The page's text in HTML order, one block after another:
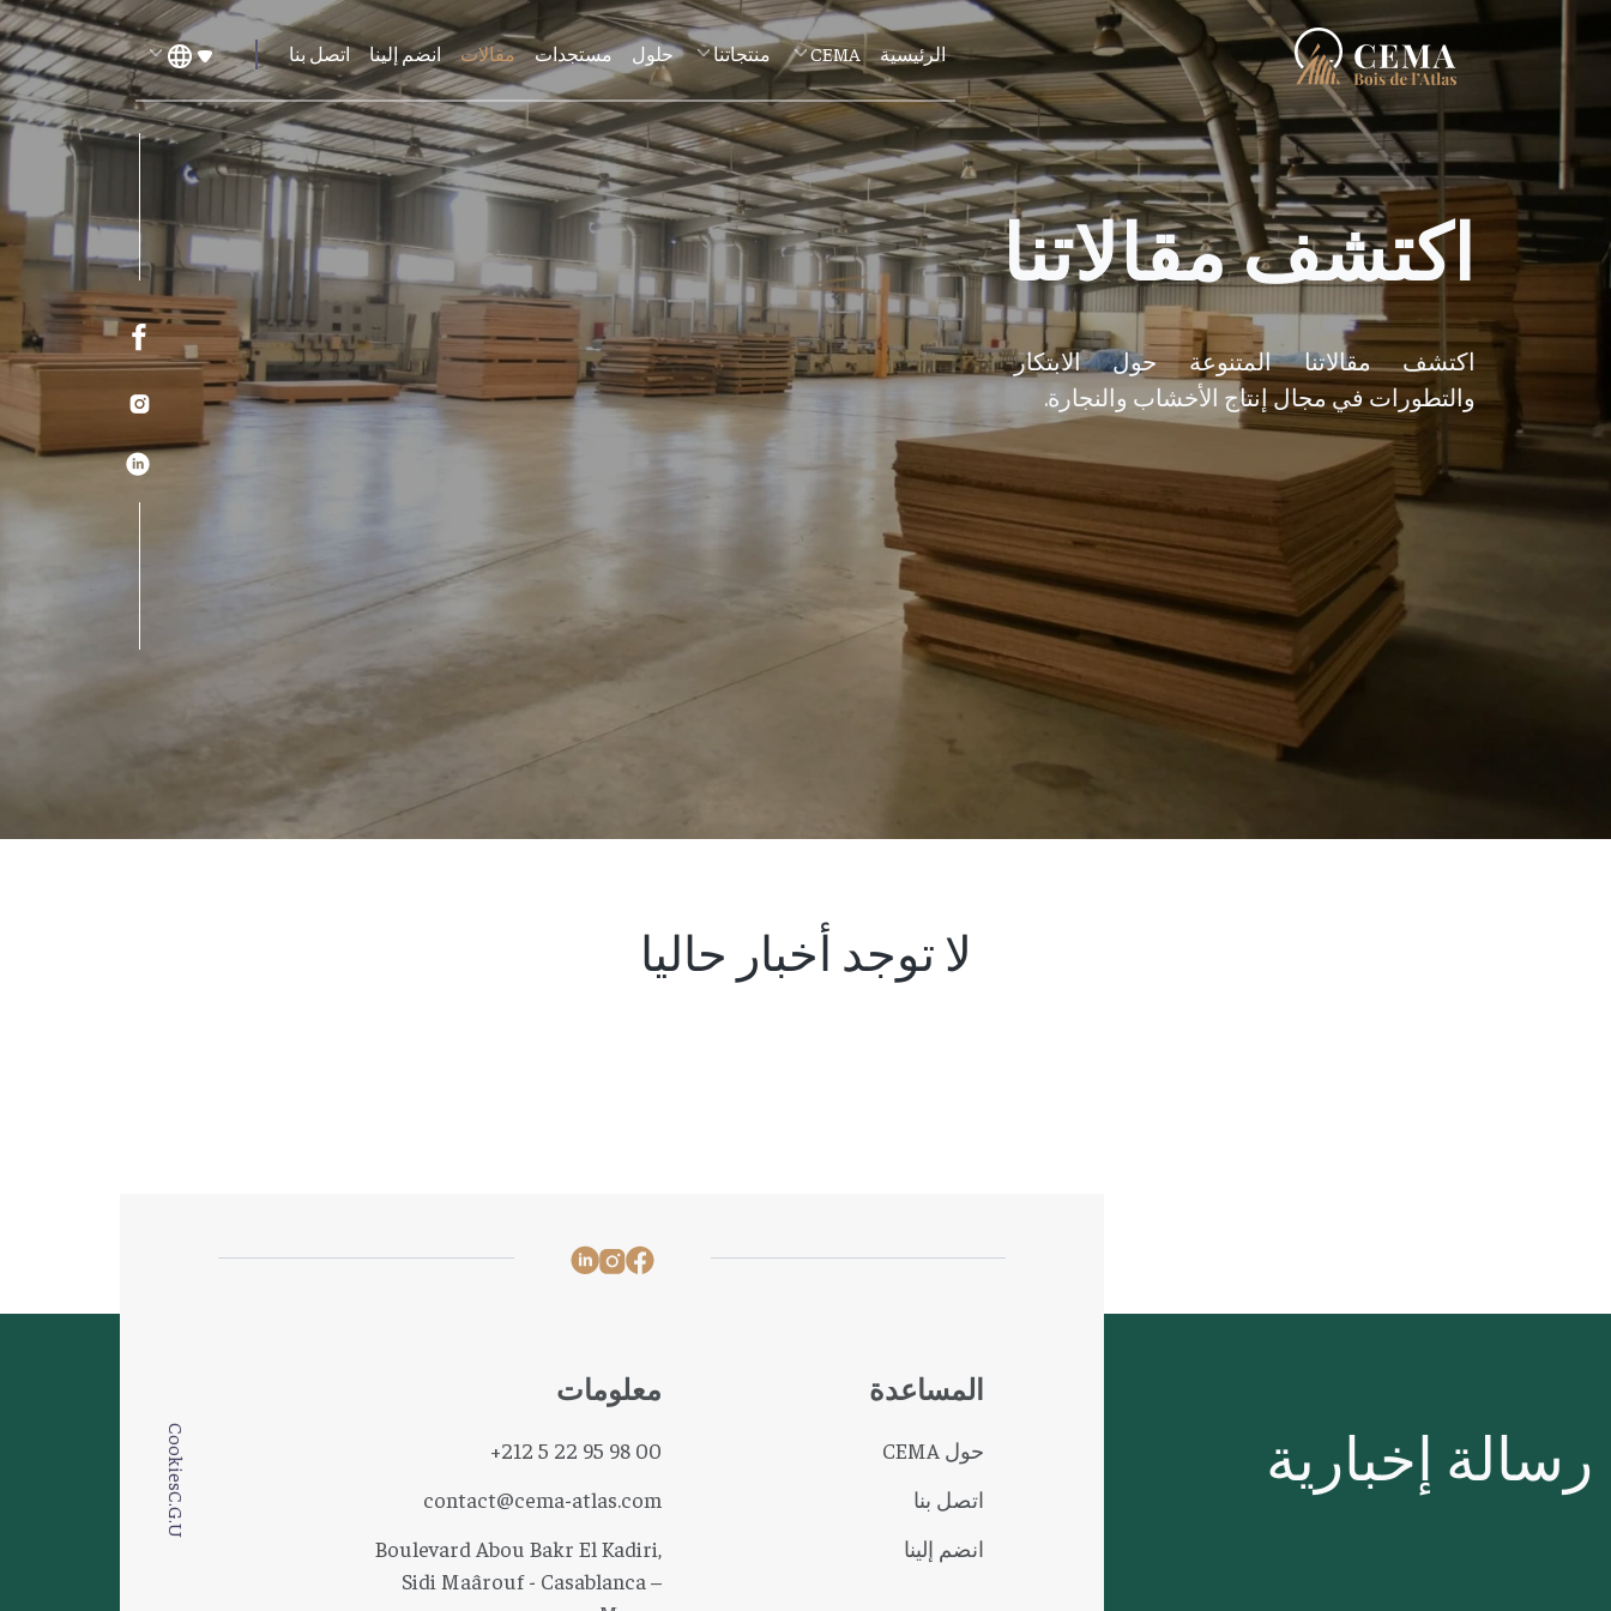
الرئيسية CEMA منتجاتنا حلول مستجدات مقالات انضم إلينا اتصل بنا
اكتشف مقالاتنا
اكتشف مقالاتنا المتنوعة حول الابتكار
والتطورات في مجال إنتاج الأخشاب والنجارة.
لا توجد أخبار حاليا
رسالة إخبارية
C.G.U
Cookies
المساعدة
حول CEMA
اتصل بنا
انضم إلينا
معلومات
+212 5 22 95 98 00
contact@cema-atlas.com
Boulevard Abou Bakr El Kadiri,
Sidi Maârouf - Casablanca –